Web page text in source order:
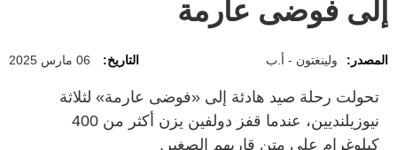
إلى فوضى عارمة
المصدر: ولينغتون - أ.ب التاريخ: 06 مارس 2025
تحولت رحلة صيد هادئة إلى «فوضى عارمة» لثلاثة
نيوزيلنديين، عندما قفز دولفين يزن أكثر من 400
كيلوغرام على متن قاربهم الصغير.